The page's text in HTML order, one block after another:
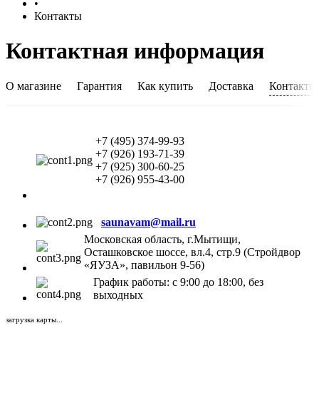
•
Контакты
Контактная информация
О магазине Гарантия Как купить Доставка Контакты
+7 (495) 374-99-93
+7 (926) 193-71-39
+7 (925) 300-60-25
+7 (926) 955-43-00
saunavam@mail.ru
Московская область, г.Мытищи,
Осташковское шоссе, вл.4, стр.9 (Стройдвор
«ЯУЗА», павильон 9-56)
График работы: с 9:00 до 18:00, без
выходных
загрузка карты...